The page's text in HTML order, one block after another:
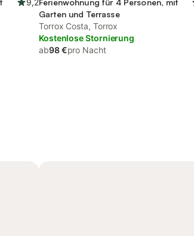
9,2Ferienwohnung für 4 Personen, mit
Garten und Terrasse
Torrox Costa, Torrox
Kostenlose Stornierung
ab98 €pro Nacht